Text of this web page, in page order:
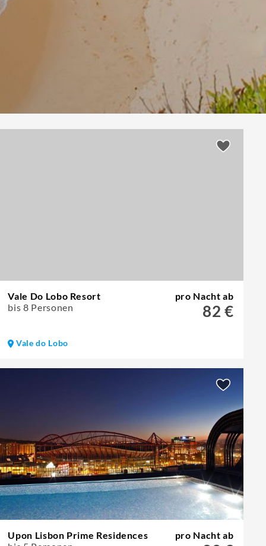
Vale Do Lobo Resort
bis 8 Personen
pro Nacht ab
82 €
Vale do Lobo
Upon Lisbon Prime Residences
pro Nacht ab